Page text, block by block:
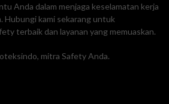
Anda dalam menjaga keselamatan kerja
Hubungi kami sekarang untuk
terbaik dan layanan yang memuaskan.
mitra Safety Anda.